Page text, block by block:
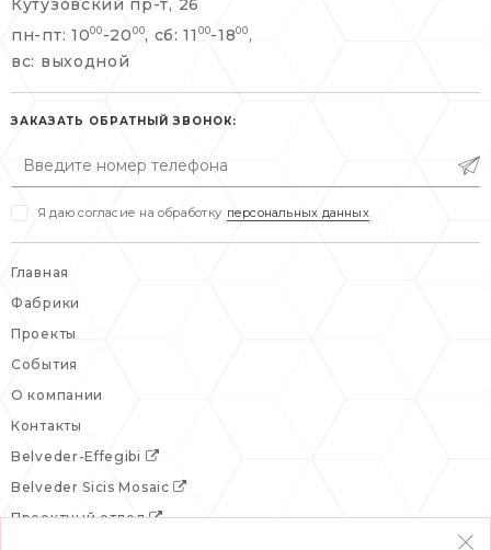
info@belveder-e.ru
пн-пт: 10:00-20:00
сб, вс: выходной
info@belveder-e.ru
пн-пт: 10:00-19:00
сб: выходной
Кутузовский пр-т, 26
пн-пт: 1000 -20 00, сб: 11 00-1800 ,
вс: выходной
ЗАКАЗАТЬ ОБРАТНЫЙ ЗВОНОК:
Я даю согласие на обработку персональных данных
Главная
Фабрики
Проекты
События
О компании
Контакты
Belveder-Effegibi
Belveder Sicis Mosaic
Проектный отдел